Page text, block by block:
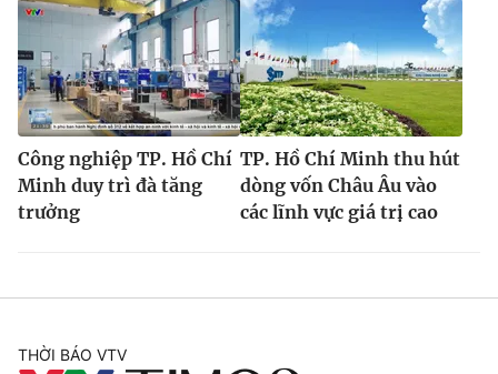
Công nghiệp TP. Hồ Chí
Minh duy trì đà tăng
trưởng
TP. Hồ Chí Minh thu hút
dòng vốn Châu Âu vào
các lĩnh vực giá trị cao
THỜI BÁO VTV